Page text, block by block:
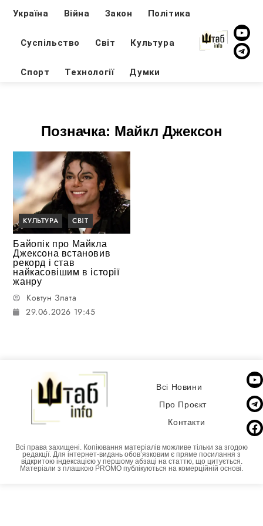
Україна Війна Закон Політика
Суспільство Світ Культура
Спорт Технології Думки
Позначка: Майкл Джексон
КУЛЬТУРА СВІТ
Байопік про Майкла
Джексона встановив
рекорд і став
найкасовішим в історії
жанру
Ковтун Злата
29.06.2026 19:45
Всі Новини
Про Проєкт
Контакти
Всі права захищені. Копіювання матеріалів можливе тільки за згодою
редакції. Для інтернет-видань обовʼязковим є пряме посилання з
відкритою індексацією у першому абзаці на статтю, що цитується.
Матеріали з плашкою PROMO публікуються на комерційній основі.